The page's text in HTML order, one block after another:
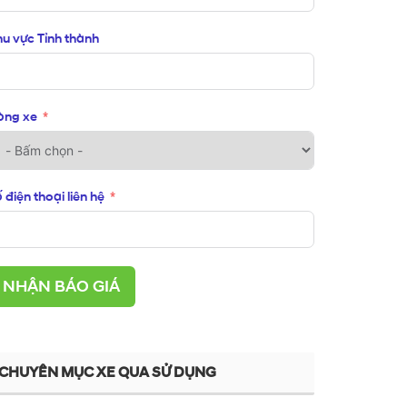
vực Tỉnh thành
xe
điện thoại liên hệ
NHẬN BÁO GIÁ
MỤC XE QUA SỬ DỤNG